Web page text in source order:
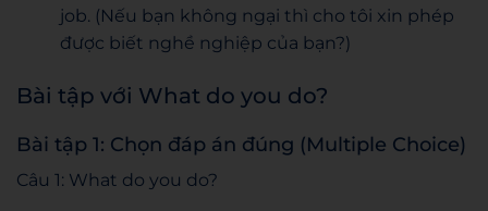
job. (Nếu bạn không ngại thì cho tôi xin phép
được biết nghề nghiệp của bạn?)
Bài tập với What do you do?
Bài tập 1: Chọn đáp án đúng (Multiple Choice)
Câu 1: What do you do?